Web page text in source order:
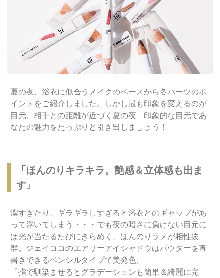
夏の夜、浴衣に似合うメイクのベースから各パーツのポ
イントをご紹介しました。しかし最も印象を変えるのが
目元。相手との距離が近づく夏の夜、印象的な目元であ
なたの魅力をたっぷりと引き出しましょう！
「ほんのりキラキラ。艶感＆立体感も出ま
す」
濃すぎたり、ギラギラしすぎると浴衣とのギャップがあ
って浮いてしまう・・・でも夜の暗さに負けない目元に
は光が当たるたびにきらめく、ほんのりラメが相性抜
群。ジェイココのエアリーアイシャドウはパウダーを直
書きできるペンシルタイプで美発色。
「指で馴染ませるとグラデーションも簡単＆綺麗に完